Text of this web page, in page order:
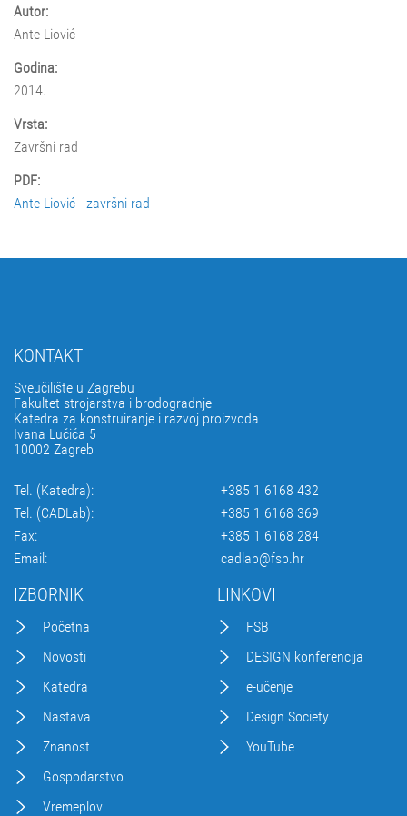
Autor:
Ante Liović
Godina:
2014.
Vrsta:
Završni rad
PDF:
Ante Liović - završni rad
KONTAKT
Sveučilište u Zagrebu
Fakultet strojarstva i brodogradnje
Katedra za konstruiranje i razvoj proizvoda
Ivana Lučića 5
10002 Zagreb
Tel. (Katedra):
+385 1 6168 432
Tel. (CADLab):
+385 1 6168 369
Fax:
+385 1 6168 284
Email:
cadlab@fsb.hr
IZBORNIK
Početna
Novosti
Katedra
Nastava
Znanost
Gospodarstvo
Vremeplov
LINKOVI
FSB
DESIGN konferencija
e-učenje
Design Society
YouTube